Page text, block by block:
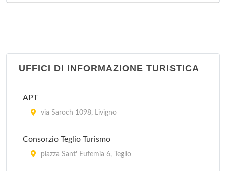
UFFICI DI INFORMAZIONE TURISTICA
APT
via Saroch 1098, Livigno
Consorzio Teglio Turismo
piazza Sant' Eufemia 6, Teglio